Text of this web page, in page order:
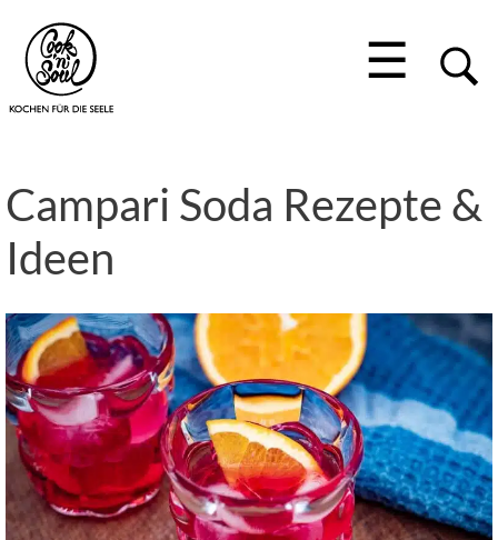
☰
Campari Soda Rezepte &
Ideen